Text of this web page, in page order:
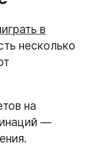
в
несколько
на
—